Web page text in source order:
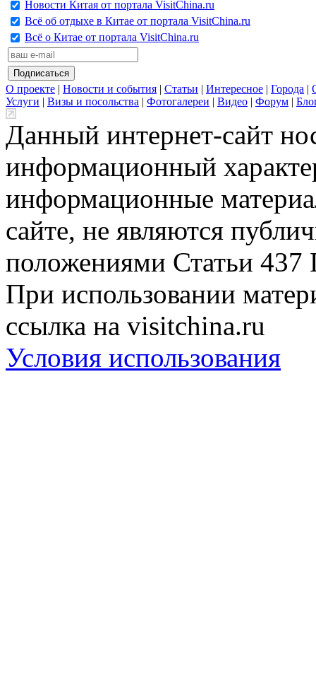
Новости Китая от портала VisitChina.ru
Всё об отдыхе в Китае от портала VisitChina.ru
Всё о Китае от портала VisitChina.ru
О проекте | Новости и события | Статьи | Интересное | Города |
Услуги | Визы и посольства | Фотогалереи | Видео | Форум |
Данный интернет-сайт
информационный
информационные
сайте, не являются
положениями Статьи 437
При использовании
ссылка на visitchina.ru
Условия использования